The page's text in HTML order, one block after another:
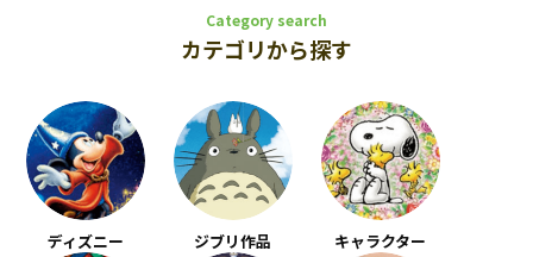
Category search
カテゴリから探す
ディズニー ジブリ作品 キャラクター